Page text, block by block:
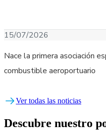
15/07/2026
Nace la primera asociación
combustible aeroportuario
Ver todas las noticias
Descubre nuestro